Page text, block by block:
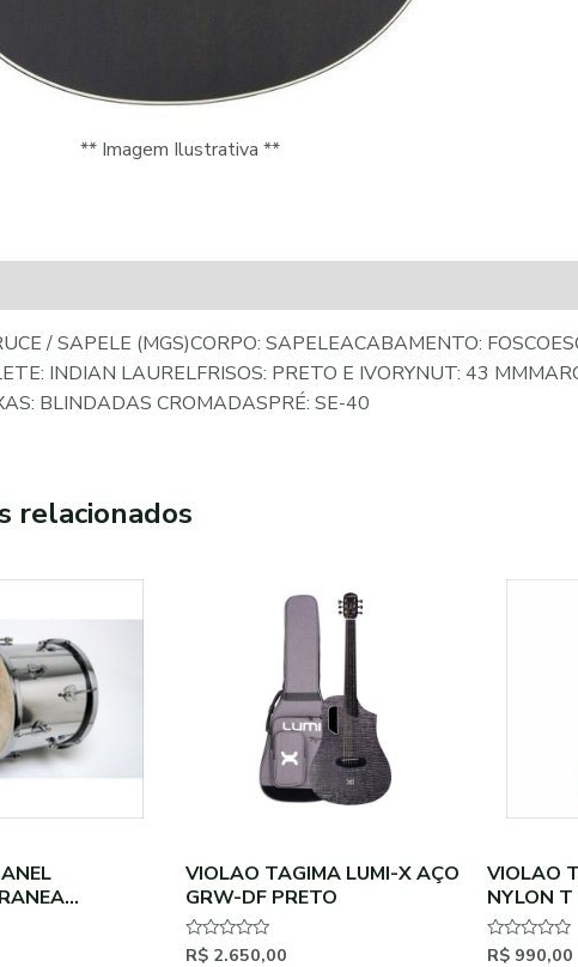
** Imagem Ilustrativa **
/ SAPELE (MGS)CORPO: SAPELEACABAMENTO:
INDIAN LAURELFRISOS: PRETO E IVORYNUT: 43
BLINDADAS CROMADASPRÉ: SE-40
relacionados
30 GLITER
VIOLAO TAGIMA LUMI-X AÇO
GRW-DF PRETO
Avaliação
R$ 2.650,00
VIOLAO
NYLON T
Avaliação
R$ 990,00